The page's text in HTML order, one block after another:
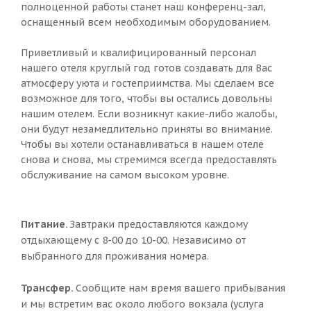
полноценной работы станет наш конференц-зал,
оснащенный всем необходимым оборудованием.
Приветливый и квалифицированный персонал
нашего отеля круглый год готов создавать для Вас
атмосферу уюта и гостеприимства. Мы сделаем все
возможное для того, чтобы вы остались довольны
нашим отелем. Если возникнут какие-либо жалобы,
они будут незамедлительно приняты во внимание.
Чтобы вы хотели останавливаться в нашем отеле
снова и снова, мы стремимся всегда предоставлять
обслуживание на самом высоком уровне.
Питание. Завтраки предоставляются каждому
отдыхающему с 8-00 до 10-00. Независимо от
выбранного для проживания номера.
Трансфер. Сообщите нам время вашего прибывания
и мы встретим вас около любого вокзала (услуга